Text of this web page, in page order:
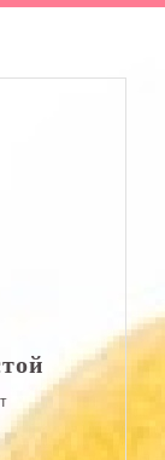
Винегрет
со
свежей
капустой